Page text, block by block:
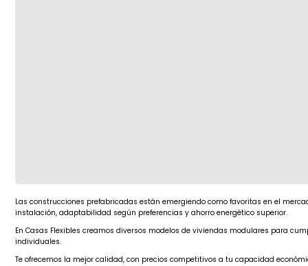
Las construcciones prefabricadas están emergiendo como favoritas en el
instalación, adaptabilidad según preferencias y ahorro energético superior.
En Casas Flexibles creamos diversos modelos de viviendas modulares para
individuales.
Te ofrecemos la mejor calidad, con precios competitivos a tu capacidad